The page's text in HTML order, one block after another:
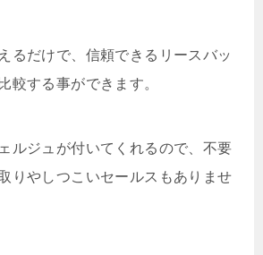
るだけで、信頼できるリースバッ
較する事ができます。
ルジュが付いてくれるので、不要
りやしつこいセールスもありませ